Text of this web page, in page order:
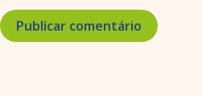
Publicar comentário